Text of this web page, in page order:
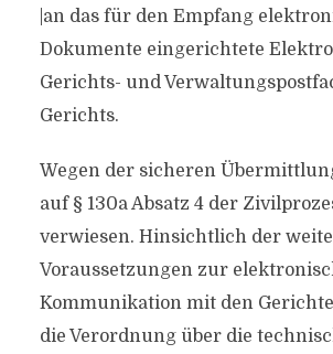
|an das für den Empfang
Dokumente eingerichtete
Gerichts- und
Gerichts.
Wegen der sicheren
auf § 130a Absatz 4 der
verwiesen. Hinsichtlich der
Voraussetzungen zur
Kommunikation mit den
die Verordnung über die